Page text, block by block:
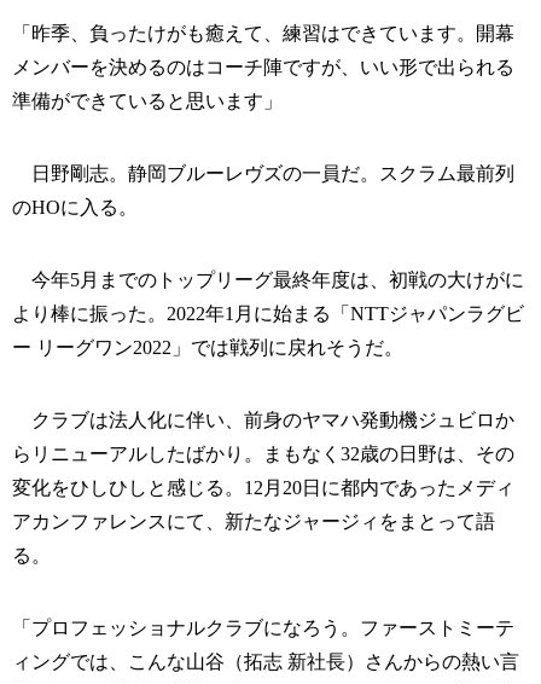
「昨季、負ったけがも癒えて、練習はできています。開幕
メンバーを決めるのはコーチ陣ですが、いい形で出られる
準備ができていると思います」
日野剛志。静岡ブルーレヴズの一員だ。スクラム最前列
のHOに入る。
今年5月までのトップリーグ最終年度は、初戦の大けがに
より棒に振った。2022年1月に始まる「NTTジャパンラグビ
ー リーグワン2022」では戦列に戻れそうだ。
クラブは法人化に伴い、前身のヤマハ発動機ジュビロか
らリニューアルしたばかり。まもなく32歳の日野は、その
変化をひしひしと感じる。12月20日に都内であったメディ
アカンファレンスにて、新たなジャージィをまとって語
る。
「プロフェッショナルクラブになろう。ファーストミーテ
ィングでは、こんな山谷（拓志 新社長）さんからの熱い言